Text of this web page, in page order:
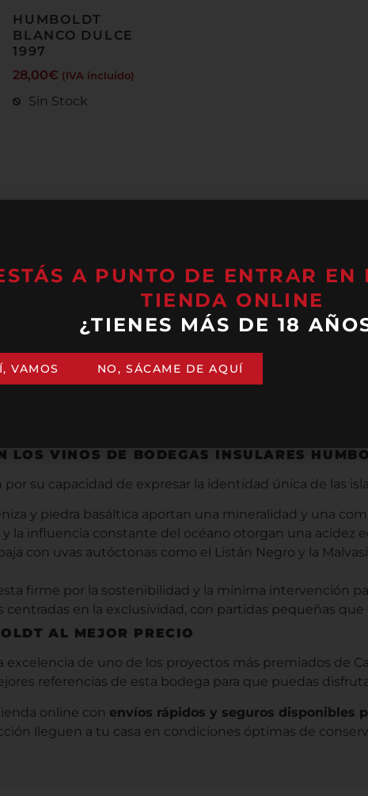
HUMBOLDT
BLANCO DULCE
1997
28,00€ (IVA incluido)
Sin Stock
tradición, respeto por el entorno y pasión por el vino.
elabora vinos que reflejan la esencia pura de su
para ofrecernos vinos únicos en el mundo,
meticuloso que comienza en la cepa y culmina en una
a quienes buscan vinos auténticos, con carácter y
Humboldtes especialmente famosa por sus
dieron a
en siglos pasados. Sus blancos
ideales para acompañar la alta gastronomía o para
LOS VINOS DE BODEGAS INSULARES
su capacidad de expresar la identidad única de las
y piedra basáltica aportan una mineralidad y una
y la influencia constante del océano otorgan una acidez
con uvas autóctonas como el Listán Negro y la
firme por la sostenibilidad y la mínima intervención
centradas en la exclusividad, con partidas pequeñas
AL MEJOR PRECIO
de uno de los proyectos más premiados de
referencias de esta bodega para que puedas
online con envíos rápidos y seguros disponibles
lleguen a tu casa en condiciones óptimas de
A PUNTO DE ENTRAR EN
TIENDA ONLINE
¿TIENES MÁS DE 18
VAMOS NO, SÁCAME DE AQUÍ